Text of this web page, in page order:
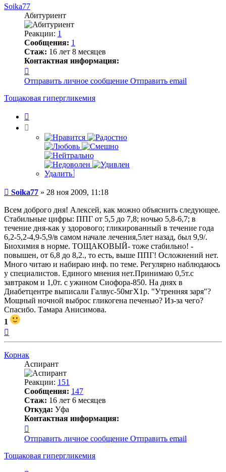
Soika77
Абитуриент
Реакции: 1
Сообщения: 1
Стаж: 16 лет 8 месяцев
Контактная информация:
информация
пользователя
Soika77
Отправить личное сообщение Отправить email
Тощаковая гипергликемия
Удалить
Сообщение
Soika77 » 28 ноя 2009, 11:18
Всем доброго дня! Алексей, как можно объяснить следующее.
Стабильные цифры: ППГ от 5,5 до 7,8; ночью 5,8-6,7; в
течение дня-как у здорового; гликированный в течение года
6,2-5,2-4,9-5,9/в самом начале лечения,5лет назад, был 9,9/.
Биохимия в норме. ТОЩАКОВЫЙ- тоже стабильно! -
повышен, от 6,8 до 8,2., то есть, выше ППГ! Осложнений нет.
Много читаю и набираю инф. по теме. Регулярно наблюдаюсь
у специалистов. Единого мнения нет.Принимаю 0,5т.с
завтраком и 1,0т. с ужином Сиофора-850. На днях в
Диабетцентре выписали Галвус-50мгХ1р. "Утренняя заря"?
Мощный ночной выброс гликогена печенью? Из-за чего?
Спасибо. Тамара Анисимова.
1
Корнак
Аспирант
Реакции: 151
Сообщения: 147
Стаж: 16 лет 6 месяцев
Откуда: Уфа
Контактная информация:
информация
пользователя
Корнак
Отправить личное сообщение Отправить email
Тощаковая гипергликемия